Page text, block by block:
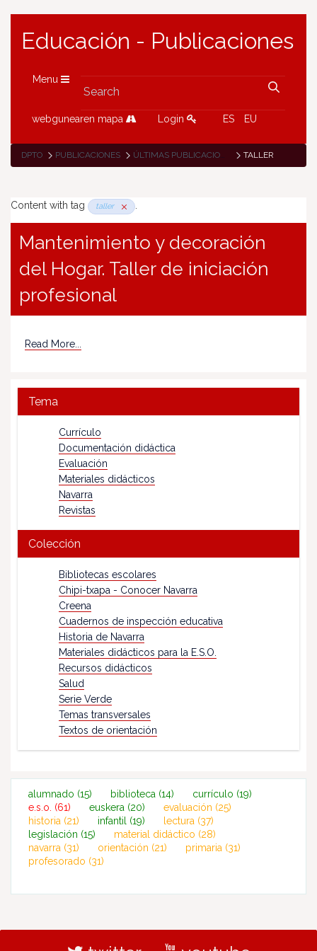
Educación - Publicaciones
Menu
webgunearen mapa Login ES EU
DPTO PUBLICACIONES ÚLTIMAS PUBLICACIONES TALLER
Content with tag taller .
Mantenimiento y decoración
del Hogar. Taller de iniciación
profesional
Read More...
Tema
Currículo
Documentación didáctica
Evaluación
Materiales didácticos
Navarra
Revistas
Colección
Bibliotecas escolares
Chipi-txapa - Conocer Navarra
Creena
Cuadernos de inspección educativa
Historia de Navarra
Materiales didácticos para la E.S.O.
Recursos didácticos
Salud
Serie Verde
Temas transversales
Textos de orientación
alumnado (15) biblioteca (14) currículo (19)
e.s.o. (61) euskera (20) evaluación (25)
historia (21) infantil (19) lectura (37)
legislación (15) material didáctico (28)
navarra (31) orientación (21) primaria (31)
profesorado (31)